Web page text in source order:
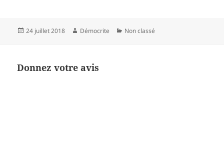
Publié
24 juillet 2018 Auteur
Démocrite Catégories
Non classé
Donnez votre avis